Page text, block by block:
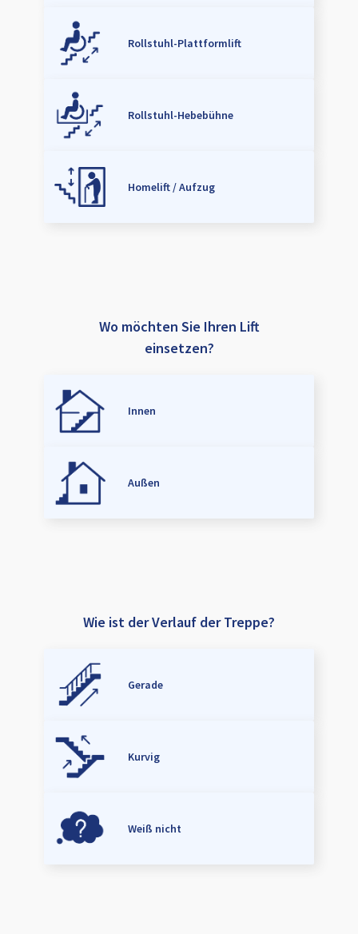
Rollstuhl-Plattformlift
Rollstuhl-Hebebühne
Homelift / Aufzug
Wo möchten Sie Ihren Lift
einsetzen?
Innen
Außen
Wie ist der Verlauf der Treppe?
Gerade
Kurvig
Weiß nicht